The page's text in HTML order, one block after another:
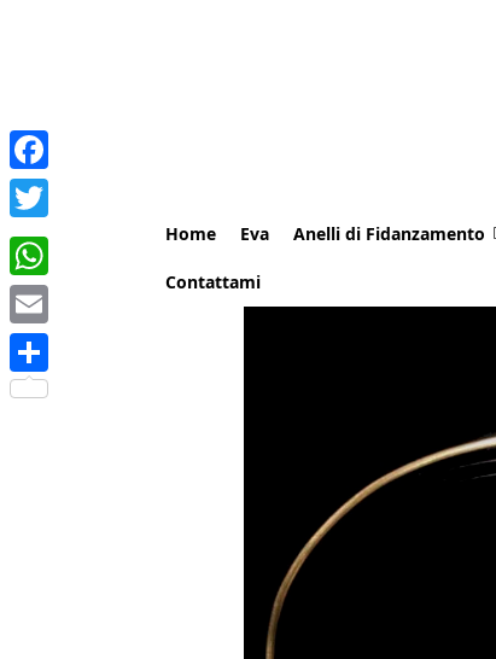
Home Eva Anelli di Fidanzamento
Contattami
Facebook
Twitter
WhatsApp
Email
Share